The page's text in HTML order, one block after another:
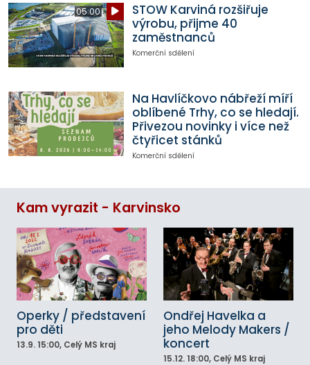
05:00
STOW Karviná rozšiřuje
výrobu, přijme 40
zaměstnanců
Komerční sdělení
Na Havlíčkovo nábřeží míří
oblíbené Trhy, co se hledají.
Přivezou novinky i více než
čtyřicet stánků
Komerční sdělení
Kam vyrazit - Karvinsko
Operky / představení
pro děti
13.9. 15:00, Celý MS kraj
Ondřej Havelka a
jeho Melody Makers /
koncert
15.12. 18:00, Celý MS kraj